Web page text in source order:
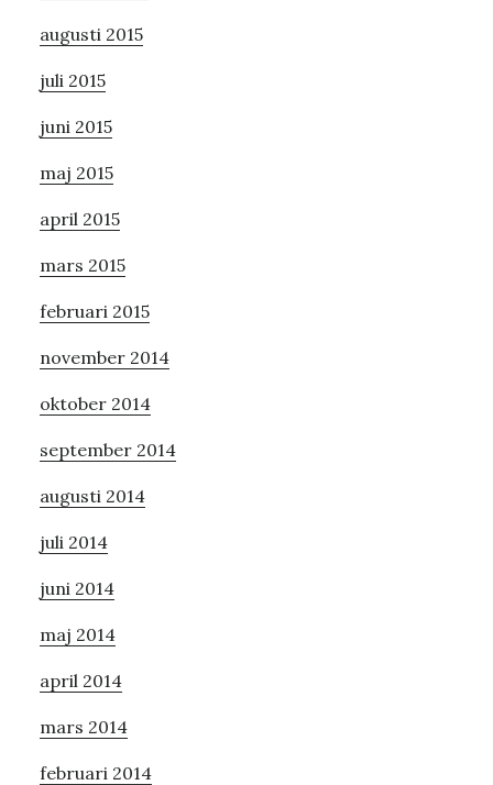
augusti 2015
juli 2015
juni 2015
maj 2015
april 2015
mars 2015
februari 2015
november 2014
oktober 2014
september 2014
augusti 2014
juli 2014
juni 2014
maj 2014
april 2014
mars 2014
februari 2014